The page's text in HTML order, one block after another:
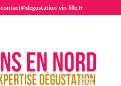
contact@degustation-vin-lille.fr